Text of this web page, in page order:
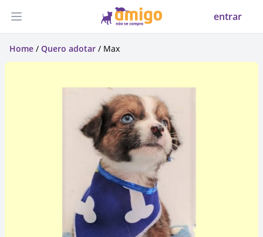
Abrir menu entrar
Home / Quero adotar / Max